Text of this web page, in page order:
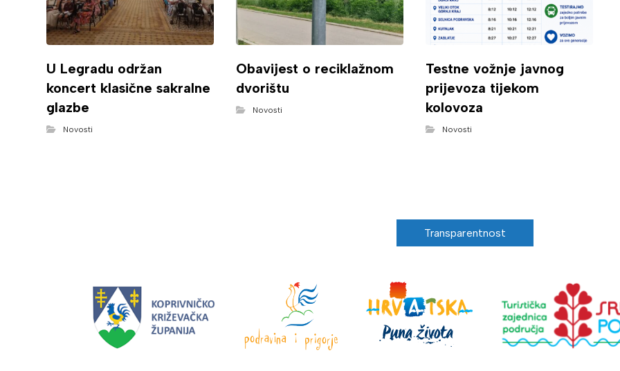
U Legradu održan
koncert klasične sakralne
glazbe
Novosti
Obavijest o reciklažnom
dvorištu
Novosti
Testne vožnje javnog
prijevoza tijekom
kolovoza
Novosti
Transparentnost